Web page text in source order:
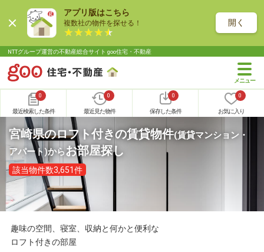
アプリ版はこちら
複数社の物件を探せる！ 開く
NTTグループ運営の不動産総合サイト goo住宅・不動産
0
最近検索した条件
0
最近見た物件
0
保存した条件
0
お気に入り
宮崎県のロフト付きの賃貸物件(賃貸マンション・
アパート)からお部屋探し
該当物件数3,651件
趣味の空間、寝室、収納と何かと便利な
ロフト付きの部屋